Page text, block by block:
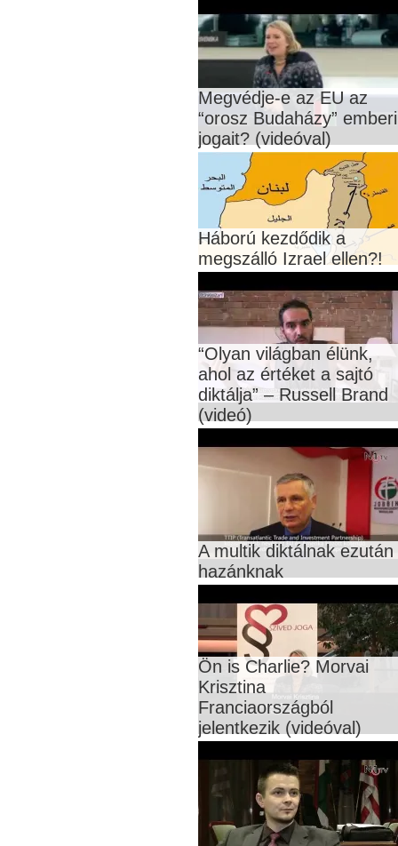
Megvédje-e az EU az
“orosz Budaházy” emberi
jogait? (videóval)
Háború kezdődik a
megszálló Izrael ellen?!
“Olyan világban élünk,
ahol az értéket a sajtó
diktálja” – Russell Brand
(videó)
A multik diktálnak ezután
hazánknak
Ön is Charlie? Morvai
Krisztina
Franciaországból
jelentkezik (videóval)